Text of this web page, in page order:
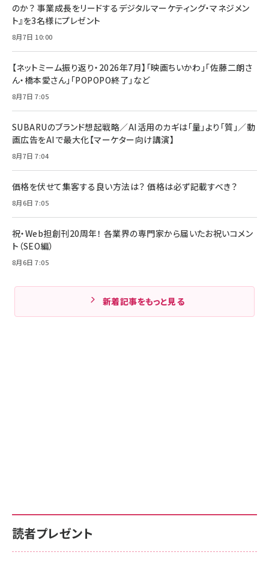
のか？ 事業成長をリードするデジタルマーケティング・マネジメン
ト』を3名様にプレゼント
8月7日 10:00
【ネットミーム振り返り・2026年7月】「映画ちいかわ」「佐藤二朗さ
ん・橋本愛さん」「POPOPO終了」など
8月7日 7:05
SUBARUのブランド想起戦略／AI活用のカギは「量」より「質」／動
画広告をAIで最大化【マーケター向け講演】
8月7日 7:04
価格を伏せて集客する良い方法は？ 価格は必ず記載すべき？
8月6日 7:05
祝・Web担創刊20周年！ 各業界の専門家から届いたお祝いコメン
ト（SEO編）
8月6日 7:05
新着記事をもっと見る
読者プレゼント